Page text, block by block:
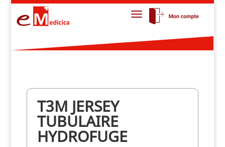
T3M JERSEY
TUBULAIRE
HYDROFUGE